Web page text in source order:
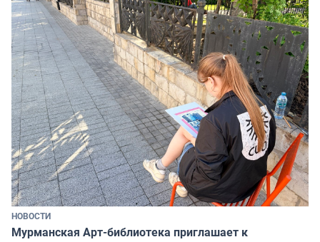
НОВОСТИ
Мурманская Арт-библиотека приглашает к